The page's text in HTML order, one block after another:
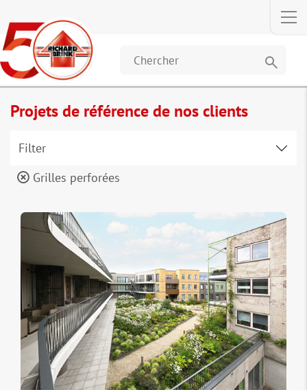
search
Projets de référence de nos clients
Filter
Grilles perforées